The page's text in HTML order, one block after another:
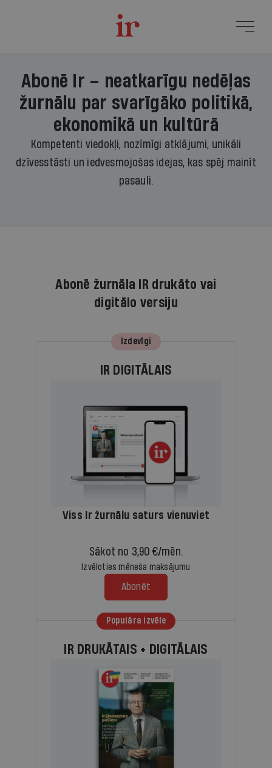
Abonē Ir – neatkarīgu nedēļas
žurnālu par svarīgāko politikā,
ekonomikā un kultūrā
Kompetenti viedokļi, nozīmīgi atklājumi, unikāli
dzīvesstāsti un iedvesmojošas idejas, kas spēj mainīt
pasauli.
Abonē žurnāla IR drukāto vai
digitālo versiju
Izdevīgi
IR DIGITĀLAIS
Viss Ir žurnālu saturs vienuviet
Sākot no 3,90 €/mēn.
Izvēloties mēneša maksājumu
Abonēt
Populāra izvēle
IR DRUKĀTAIS + DIGITĀLAIS